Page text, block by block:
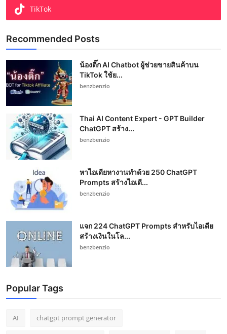
TikTok
Recommended Posts
น้องติ๊ก AI Chatbot ผู้ช่วยขายสินค้าบน
TikTok ใช้ย...
benzbenzio
Thai AI Content Expert - GPT Builder
ChatGPT สร้าง...
benzbenzio
หาไอเดียหางานทำด้วย 250 ChatGPT
Prompts สร้างไอเดี...
benzbenzio
แจก 224 ChatGPT Prompts สำหรับไอเดีย
สร้างเงินในโล...
benzbenzio
Popular Tags
AI chatgpt prompt generator